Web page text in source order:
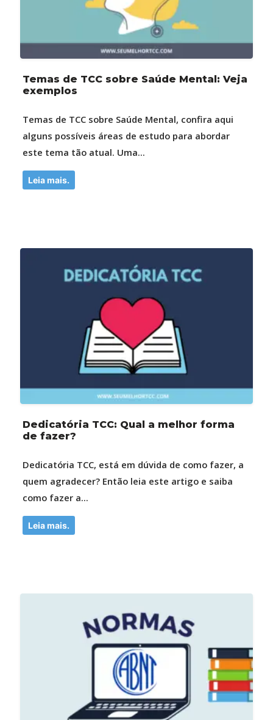
Temas de TCC sobre Saúde Mental: Veja
exemplos
Temas de TCC sobre Saúde Mental, confira aqui
alguns possíveis áreas de estudo para abordar
este tema tão atual. Uma...
Leia mais.
Dedicatória TCC: Qual a melhor forma
de fazer?
Dedicatória TCC, está em dúvida de como fazer, a
quem agradecer? Então leia este artigo e saiba
como fazer a...
Leia mais.